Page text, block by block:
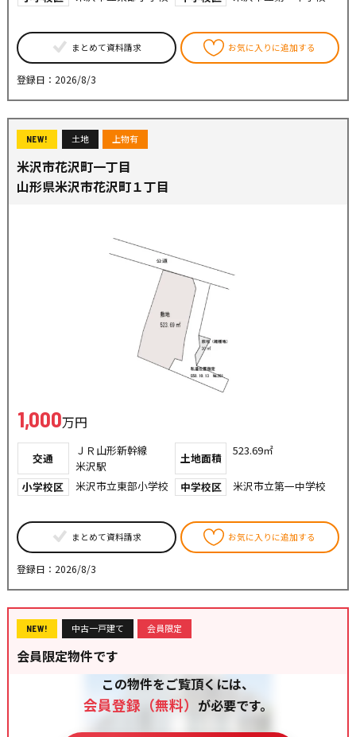
まとめて資料請求 お気に入りに追加する
登録日：2026/8/3
NEW! 土地 上物有
米沢市花沢町一丁目
山形県米沢市花沢町１丁目
1,000万円
交通
ＪＲ山形新幹線
米沢駅
土地面積
523.69㎡
小学校区 米沢市立東部小学校 中学校区 米沢市立第一中学校
まとめて資料請求 お気に入りに追加する
登録日：2026/8/3
NEW! 中古一戸建て 会員限定
会員限定物件です
この物件をご覧頂くには、
会員登録（無料） が必要です。